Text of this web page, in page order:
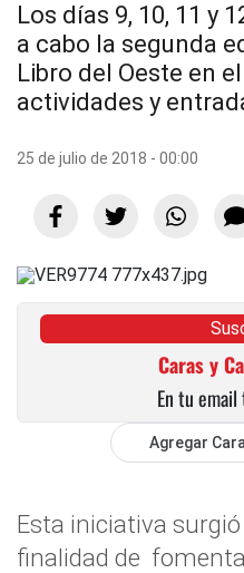
Los días 9, 10, 11 y
a cabo la segunda
Libro del Oeste en
actividades y
25 de julio de 2018 - 00:00
Caras y
En tu
Agregar
Esta iniciativa
finalidad de